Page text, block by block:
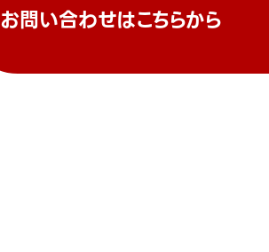
お問い合わせはこちらから